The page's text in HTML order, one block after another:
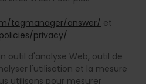
tagmanager/answer/ et
privacy/
outil d'analyse Web, outil de
l'utilisation et la mesure
utilisons pour mesurer